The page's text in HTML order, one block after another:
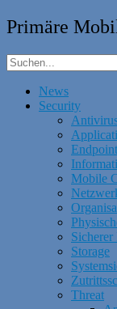
Primäre
News
Security
Mobile
Storage
Threat